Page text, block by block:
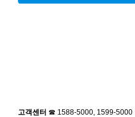
고객센터 ☎ 1588-5000, 1599-5000